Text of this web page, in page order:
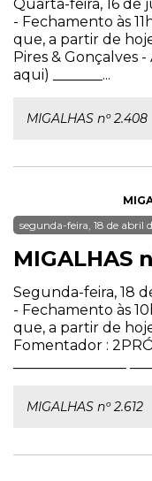
Quarta-feira, 16 de
- Fechamento às
que, a partir de
Pires & Gonçalves
aqui) _______...
MIGALHAS nº 2.408
segunda-feira, 18 de abril
MIGALHAS
Segunda-feira, 18
- Fechamento às
que, a partir de
Fomentador :
________________
MIGALHAS nº 2.612